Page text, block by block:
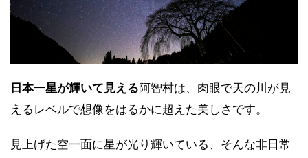
日本一星が輝いて見える阿智村は、肉眼で天の川が見
えるレベルで想像をはるかに超えた美しさです。
見上げた空一面に星が光り輝いている、そんな非日常